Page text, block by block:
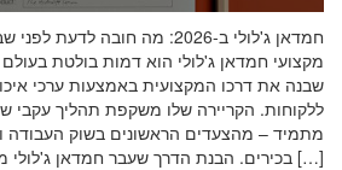
חמדאן ג'לולי ב-2026: מה חובה
מקצועי חמדאן ג'לולי הוא דמות בולטת
שבנה את דרכו המקצועית באמצעות ערכי
ללקוחות. הקריירה שלו משקפת תהליך עקבי
מתמיד – מהצעדים הראשונים בשוק העבודה
בכירים. הבנת הדרך שעבר חמדאן ג'לולי מספקת […]